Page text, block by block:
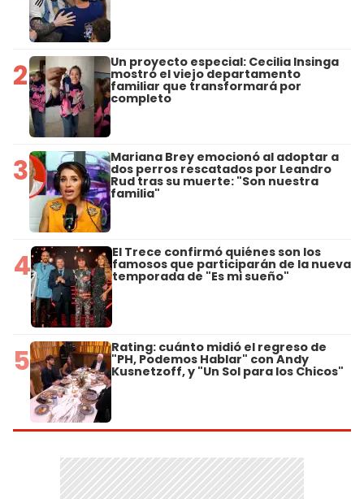
2 Un proyecto especial: Cecilia Insinga
mostró el viejo departamento
familiar que transformará por
completo
3 Mariana Brey emocionó al adoptar a
dos perros rescatados por Leandro
Rud tras su muerte: "Son nuestra
familia"
4 El Trece confirmó quiénes son los
famosos que participarán de la nueva
temporada de "Es mi sueño"
5 Rating: cuánto midió el regreso de
"PH, Podemos Hablar" con Andy
Kusnetzoff, y "Un Sol para los Chicos"